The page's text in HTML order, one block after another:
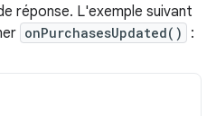
réponse. L'exemple suivant
onPurchasesUpdated() :